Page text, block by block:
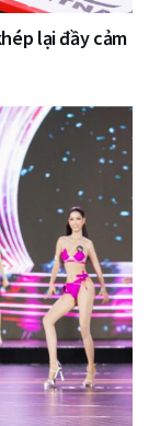
lại đầy cảm